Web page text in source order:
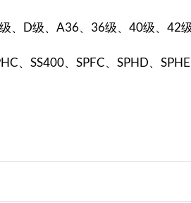
、D级、A36、36级、40级、42
、SS400、SPFC、SPHD、SPHE